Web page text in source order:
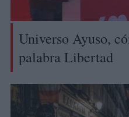
Universo Ayuso,
palabra Libertad